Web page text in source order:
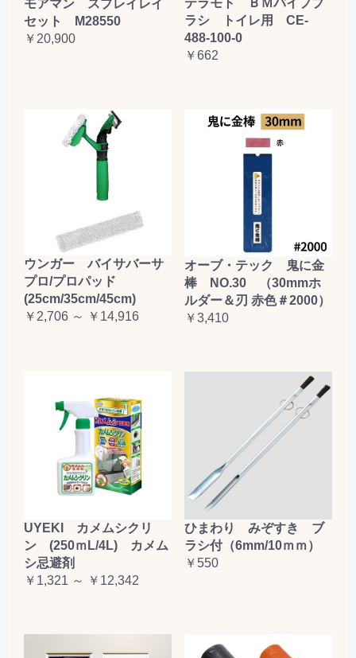
お買い物を続ける カートへ進む
モアマン スプレイレイ
セット M28550
￥20,900
テラモト ＢＭパイプブ
ラシ トイレ用 CE-
488-100-0
￥662
ウンガー バイサバーサ
プロ/プロパッド
(25cm/35cm/45cm)
￥2,706 ～ ￥14,916
オーブ・テック 鬼に金
棒 NO.30 （30mmホ
ルダー＆刃 赤色＃2000）
￥3,410
UYEKI カメムシクリ
ン (250ｍL/4L) カメム
シ忌避剤
￥1,321 ～ ￥12,342
ひまわり みぞすき ブ
ラシ付（6mm/10ｍｍ）
￥550